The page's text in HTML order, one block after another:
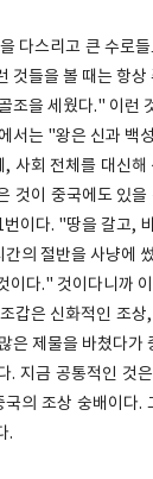
다스리고 큰 수로
것들을 볼 때는 항
조을 세웠다." 이런
서는 "왕은 신과 백
, 사회 전체를 대신
것이 중국에도 있
이다. "땅을 갈고,
의 절반을 사냥에
이다." 것이다니까
갑은 신화적인 조
은 제물을 바쳤다가
. 지금 공통적인 것
의 조상 숭배이다.
.